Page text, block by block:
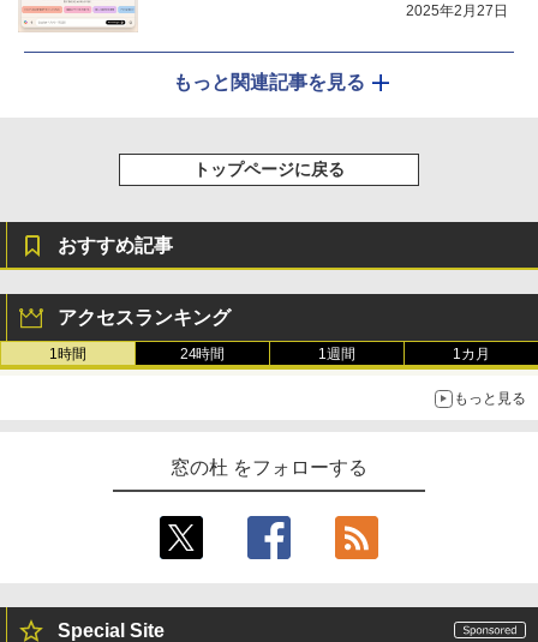
2025年2月27日
もっと関連記事を見る
トップページに戻る
おすすめ記事
アクセスランキング
1時間 24時間 1週間 1カ月
もっと見る
窓の杜 をフォローする
Special Site